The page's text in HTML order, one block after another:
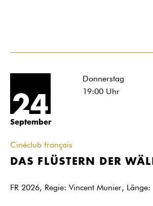
24
September
Donnerstag
19:00Uhr
Cinéclub français
DAS FLÜSTERN DER
FR 2026, Regie: Vincent Munier,